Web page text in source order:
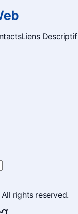
Liens Descriptif
All rights reserved.